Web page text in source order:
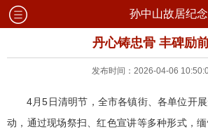
孙中山故居纪
丹心铸忠骨 丰碑励
发布时间：2026-04-06
4月5日清明节，全市各镇街、各单位开
动，通过现场祭扫、红色宣讲等多种形式，